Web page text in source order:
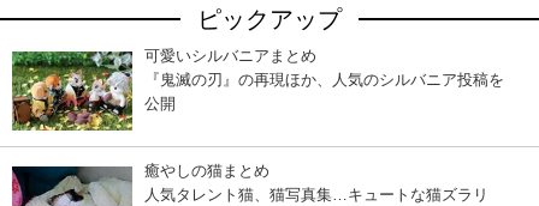
ピックアップ
可愛いシルバニアまとめ
『鬼滅の刃』の再現ほか、人気のシルバニア投稿を
公開
癒やしの猫まとめ
人気タレント猫、猫写真集…キュートな猫ズラリ